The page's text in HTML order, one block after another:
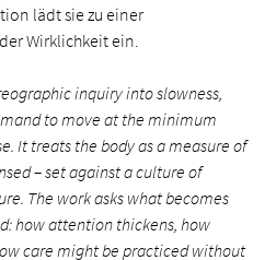
lädt sie zu einer
Wirklichkeit ein.
inquiry into slowness,
to move at the minimum
It treats the body as a measure of
– set against a culture of
The work asks what becomes
how attention thickens, how
care might be practiced without